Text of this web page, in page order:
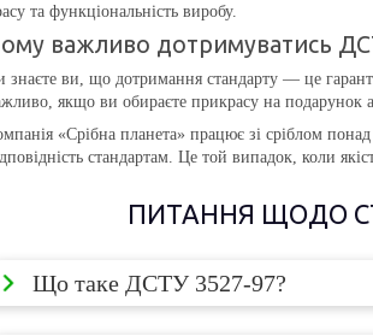
та функціональність виробу.
важливо дотримуватись
знаєте ви, що дотримання стандарту — це
якщо ви обираєте прикрасу на подарунок
«Срібна планета» працює зі сріблом
стандартам. Це той випадок, коли
ПИТАННЯ ЩОДО
Що таке ДСТУ 3527-97?